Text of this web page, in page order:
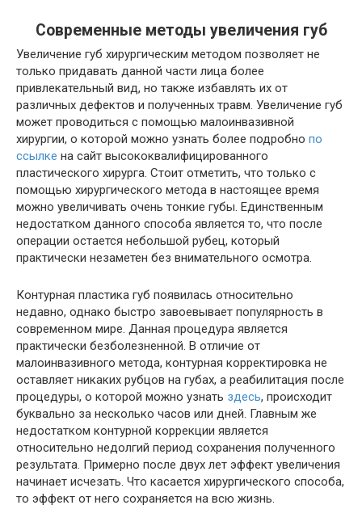
Современные методы увеличения губ
Увеличение губ хирургическим методом позволяет не
только придавать данной части лица более
привлекательный вид, но также избавлять их от
различных дефектов и полученных травм. Увеличение губ
может проводиться с помощью малоинвазивной
хирургии, о которой можно узнать более подробно по
ссылке на сайт высококвалифицированного
пластического хирурга. Стоит отметить, что только с
помощью хирургического метода в настоящее время
можно увеличивать очень тонкие губы. Единственным
недостатком данного способа является то, что после
операции остается небольшой рубец, который
практически незаметен без внимательного осмотра.
Контурная пластика губ появилась относительно
недавно, однако быстро завоевывает популярность в
современном мире. Данная процедура является
практически безболезненной. В отличие от
малоинвазивного метода, контурная корректировка не
оставляет никаких рубцов на губах, а реабилитация после
процедуры, о которой можно узнать здесь, происходит
буквально за несколько часов или дней. Главным же
недостатком контурной коррекции является
относительно недолгий период сохранения полученного
результата. Примерно после двух лет эффект увеличения
начинает исчезать. Что касается хирургического способа,
то эффект от него сохраняется на всю жизнь.